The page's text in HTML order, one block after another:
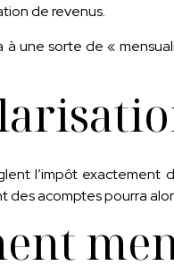
de revenus.
à une sorte de «
l’impôt exactement
acomptes pourra